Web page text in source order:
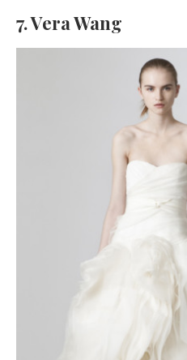
7. Vera Wang